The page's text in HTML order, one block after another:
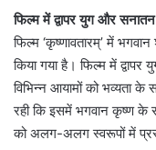
फिल्म में द्वापर युग और
फिल्म ‘कृष्णावतारम्’ में
किया गया है। फिल्म में
विभिन्न आयामों को भव्यता के
रही कि इसमें भगवान कृष्ण के
को अलग-अलग स्वरूपों में